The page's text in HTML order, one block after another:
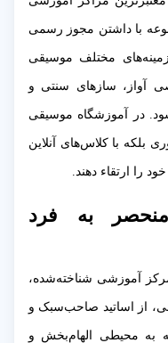
با داشتن مجوز رسمی
مختلف موسیقی
آواز، سازهای سنتی و
در آموزشگاه موسیقی
بلکه با کلاس‌های آنلاین
را ارتقاء دهند.
به فرد
آموزشی شناخته‌شده،
از اساتید صاحب‌سبک و
به محیطی الهام‌بخش و